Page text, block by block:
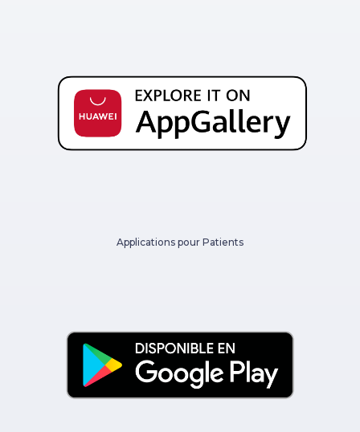
Applications pour Patients